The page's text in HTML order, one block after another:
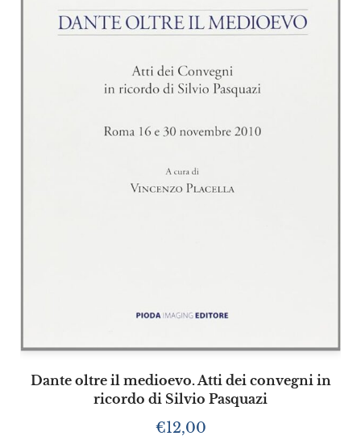
Dante oltre il medioevo. Atti dei convegni in
ricordo di Silvio Pasquazi
€12,00